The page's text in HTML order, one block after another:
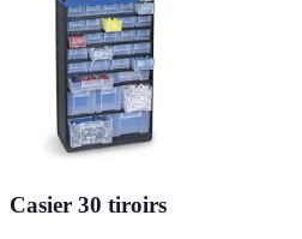
Casier 30 tiroirs